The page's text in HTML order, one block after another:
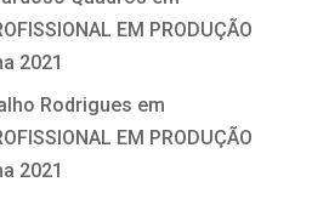
EM PRODUÇÃO
2021
Rodrigues em
EM PRODUÇÃO
2021